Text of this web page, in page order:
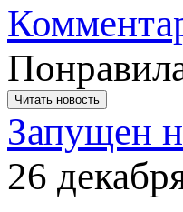
Читать новость
Запущен
26